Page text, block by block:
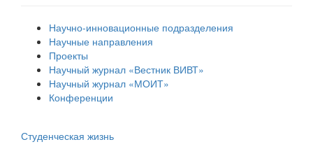
Научно-инновационные подразделения
Научные направления
Проекты
Научный журнал «Вестник ВИВТ»
Научный журнал «МОИТ»
Конференции
Студенческая жизнь